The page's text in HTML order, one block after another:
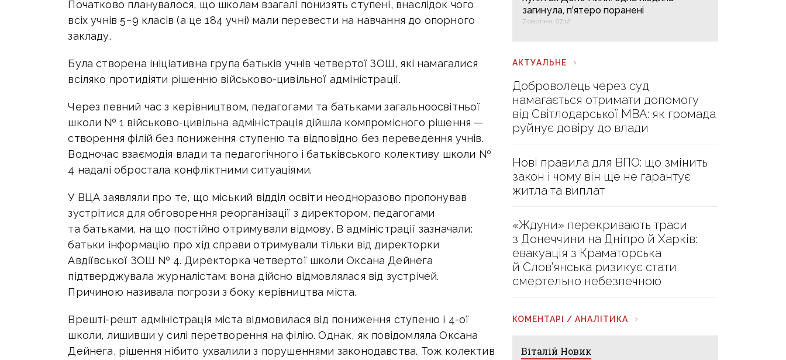
Початково планувалося, що школам взагалі понизять ступені, внаслідок чого
всіх учнів 5−9 класів (а це 184 учні) мали перевести на навчання до опорного
закладу.
Була створена ініціативна група батьків учнів четвертої ЗОШ, які намагалися
всіляко протидіяти рішенню військово-цивільної адміністрації.
Через певний час з керівництвом, педагогами та батьками загальноосвітньої
школи № 1 військово-цивільна адміністрація дійшла компромісного рішення —
створення філій без пониження ступеню та відповідно без переведення учнів.
Водночас взаємодія влади та педагогічного і батьківського колективу школи №
4 надалі обростала конфліктними ситуаціями.
У ВЦА заявляли про те, що міський відділ освіти неодноразово пропонував
зустрітися для обговорення реорганізації з директором, педагогами
та батьками, на що постійно отримували відмову. В адміністрації зазначали:
батьки інформацію про хід справи отримували тільки від директорки
Авдіївської ЗОШ № 4. Директорка четвертої школи Оксана Дейнега
підтверджувала журналістам: вона дійсно відмовлялася від зустрічей.
Причиною називала погрози з боку керівництва міста.
Врешті-решт адміністрація міста відмовилася від пониження ступеню і 4-ої
школи, лишивши у силі перетворення на філію. Однак, як повідомляла Оксана
Дейнега, рішення нібито ухвалили з порушеннями законодавства. Тож колектив
загинула, п’ятеро поранені
7 серпня, 07:12
АКТУАЛЬНЕ
Доброволець через суд
намагається отримати допомогу
від Світлодарської МВА: як громада
руйнує довіру до влади
Нові правила для ВПО: що змінить
закон і чому він ще не гарантує
житла та виплат
«Ждуни» перекривають траси
з Донеччини на Дніпро й Харків:
евакуація з Краматорська
й Слов’янська ризикує стати
смертельно небезпечною
КОМЕНТАРІ / АНАЛІТИКА
Віталій Новик